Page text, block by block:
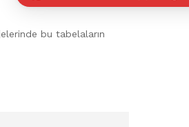
bu tabelaların